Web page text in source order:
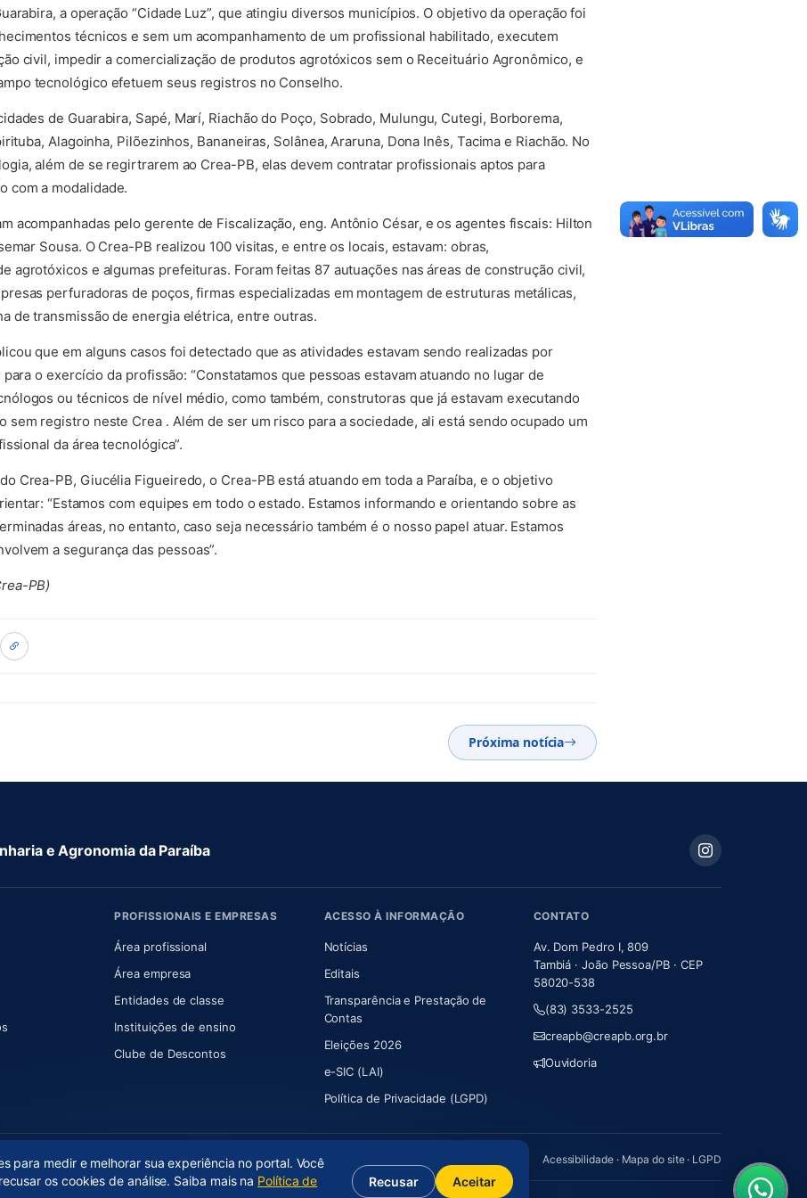
a operação “Cidade Luz”, que atingiu diversos municípios. O objetivo da operação foi
técnicos e sem um acompanhamento de um profissional habilitado, executem
civil, impedir a comercialização de produtos agrotóxicos sem o Receituário Agronômico, e
tecnológico efetuem seus registros no Conselho.
de Guarabira, Sapé, Marí, Riachão do Poço, Sobrado, Mulungu, Cutegi, Borborema,
Alagoinha, Pilõezinhos, Bananeiras, Solânea, Araruna, Dona Inês, Tacima e Riachão. No
além de se regirtrarem ao Crea-PB, elas devem contratar profissionais aptos para
com a modalidade.
acompanhadas pelo gerente de Fiscalização, eng. Antônio César, e os agentes fiscais: Hilton
Sousa. O Crea-PB realizou 100 visitas, e entre os locais, estavam: obras,
agrotóxicos e algumas prefeituras. Foram feitas 87 autuações nas áreas de construção civil,
perfuradoras de poços, firmas especializadas em montagem de estruturas metálicas,
de transmissão de energia elétrica, entre outras.
que em alguns casos foi detectado que as atividades estavam sendo realizadas por
o exercício da profissão: “Constatamos que pessoas estavam atuando no lugar de
ou técnicos de nível médio, como também, construtoras que já estavam executando
sem registro neste Crea . Além de ser um risco para a sociedade, ali está sendo ocupado um
da área tecnológica”.
Crea-PB, Giucélia Figueiredo, o Crea-PB está atuando em toda a Paraíba, e o objetivo
“Estamos com equipes em todo o estado. Estamos informando e orientando sobre as
áreas, no entanto, caso seja necessário também é o nosso papel atuar. Estamos
a segurança das pessoas”.
PB)
Próxima notícia
e Agronomia da Paraíba
nova aba)
aba)
PROFISSIONAIS E EMPRESAS
Área profissional
Área empresa
Entidades de classe
Instituições de ensino
Clube de Descontos
ACESSO À INFORMAÇÃO
Notícias
Editais
Transparência e Prestação de
Contas
Eleições 2026
e-SIC (LAI)
Política de Privacidade (LGPD)
CONTATO
Av. Dom Pedro I, 809
Tambiá · João Pessoa/PB · CEP
58020-538
(83) 3533-2525
creapb@creapb.org.br
Ouvidoria
Acessibilidade· Mapa do site· LGPD
para medir e melhorar sua experiência no portal. Você
os cookies de análise. Saiba mais na Política de
Recusar Aceitar